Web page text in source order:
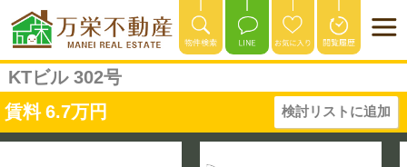
KTビル 302号
賃料 6.7万円 検討リストに追加